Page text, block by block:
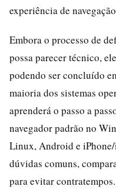
experiência de
Embora o processo de
possa parecer técnico,
podendo ser concluído
maioria dos sistemas
aprenderá o passo a
navegador padrão no
Linux, Android e
dúvidas comuns,
para evitar contratempos.